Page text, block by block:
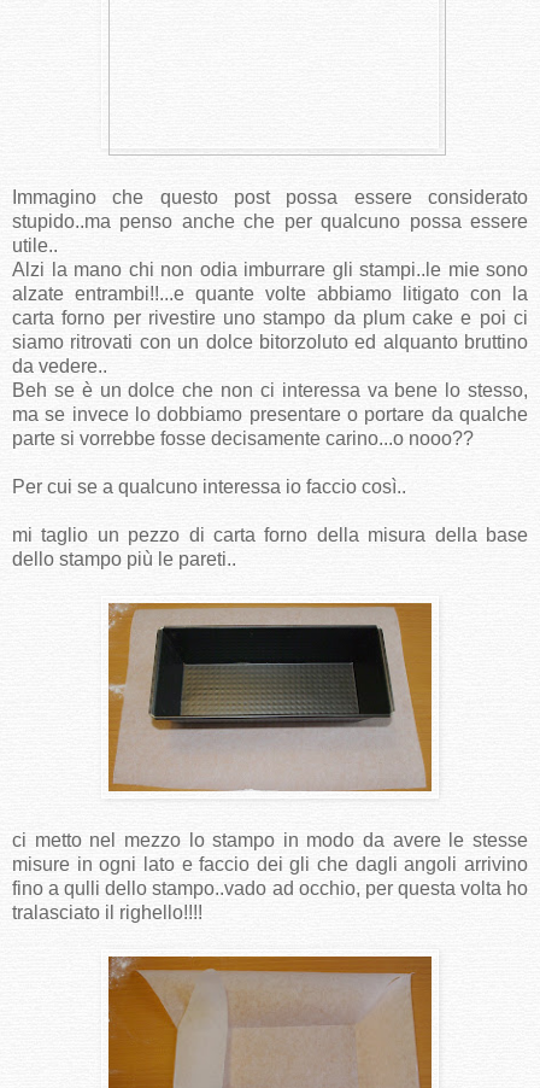
Immagino che questo post possa essere considerato
stupido..ma penso anche che per qualcuno possa essere
utile..
Alzi la mano chi non odia imburrare gli stampi..le mie sono
alzate entrambi!!...e quante volte abbiamo litigato con la
carta forno per rivestire uno stampo da plum cake e poi ci
siamo ritrovati con un dolce bitorzoluto ed alquanto bruttino
da vedere..
Beh se è un dolce che non ci interessa va bene lo stesso,
ma se invece lo dobbiamo presentare o portare da qualche
parte si vorrebbe fosse decisamente carino...o nooo??
Per cui se a qualcuno interessa io faccio così..
mi taglio un pezzo di carta forno della misura della base
dello stampo più le pareti..
ci metto nel mezzo lo stampo in modo da avere le stesse
misure in ogni lato e faccio dei gli che dagli angoli arrivino
fino a qulli dello stampo..vado ad occhio, per questa volta ho
tralasciato il righello!!!!